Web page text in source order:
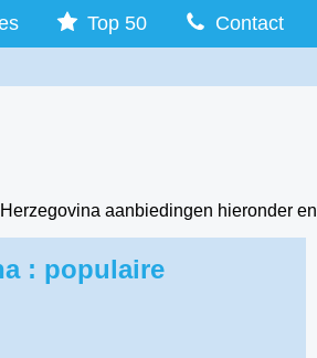
Top 50 Contact
aanbiedingen hieronder en
: populaire